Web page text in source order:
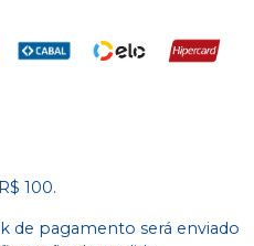
100.
de pagamento será enviado